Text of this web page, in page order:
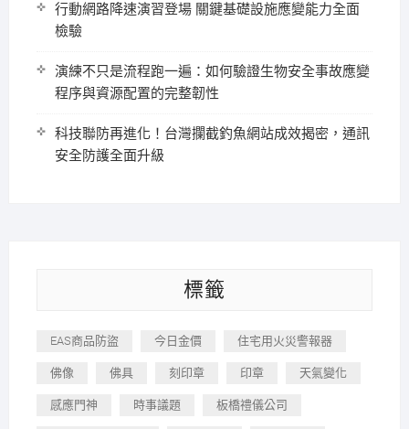
行動網路降速演習登場 關鍵基礎設施應變能力全面
檢驗
演練不只是流程跑一遍：如何驗證生物安全事故應變
程序與資源配置的完整韌性
科技聯防再進化！台灣攔截釣魚網站成效揭密，通訊
安全防護全面升級
標籤
EAS商品防盜 今日金價 住宅用火災警報器
佛像 佛具 刻印章 印章 天氣變化
感應門神 時事議題 板橋禮儀公司